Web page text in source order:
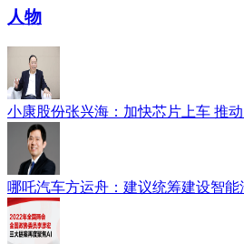
人物
小康股份张兴海：加快芯片上车 推
哪吒汽车方运舟：建议统筹建设智